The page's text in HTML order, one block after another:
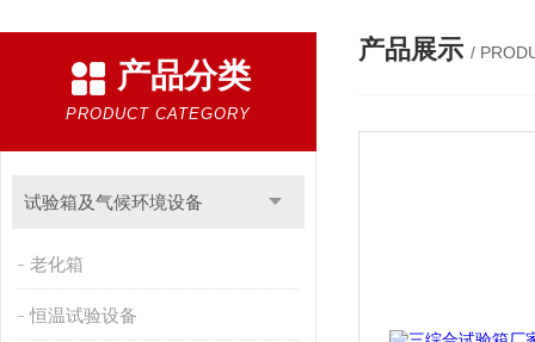
产品分类
PRODUCT CATEGORY
试验箱及气候环境设备
老化箱
恒温试验设备
产品展示 /